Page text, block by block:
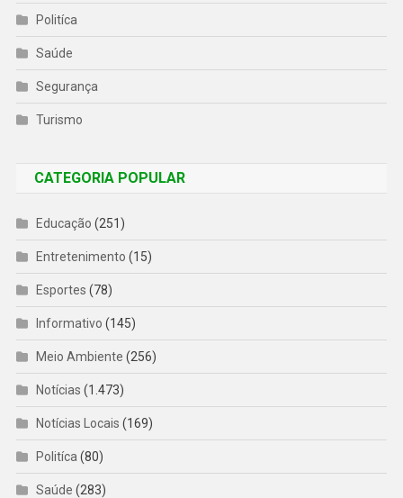
Politíca
Saúde
Segurança
Turismo
CATEGORIA POPULAR
Educação (251)
Entretenimento (15)
Esportes (78)
Informativo (145)
Meio Ambiente (256)
Notícias (1.473)
Notícias Locais (169)
Politíca (80)
Saúde (283)